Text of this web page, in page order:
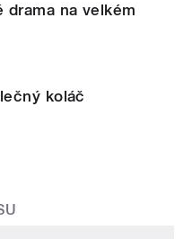
drama na velkém
koláč